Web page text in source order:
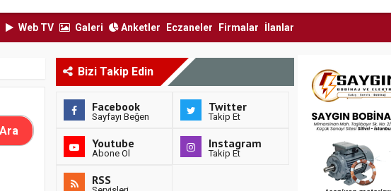
Web TV Galeri Anketler Eczaneler Firmalar İlanlar
Bizi Takip Edin
Facebook
Sayfayı Beğen
Twitter
Takip Et
Youtube
Abone Ol
Instagram
Takip Et
RSS